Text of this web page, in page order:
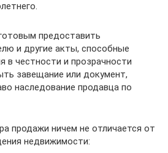
предоставить
и другие акты, способные
в честности и прозрачности
завещание или документ,
наследование продавца по
продажи ничем не отличается от
недвижимости: